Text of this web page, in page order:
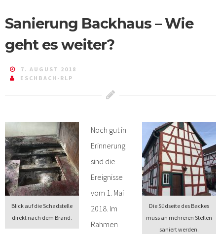
Sanierung Backhaus – Wie
geht es weiter?
7. AUGUST 2018
ESCHBACH-RLP
Die Südseite des Backes
muss an mehreren Stellen
saniert werden.
Blick auf die Schadstelle
direkt nach dem Brand.
Noch gut in
Erinnerung
sind die
Ereignisse
vom 1. Mai
2018. Im
Rahmen